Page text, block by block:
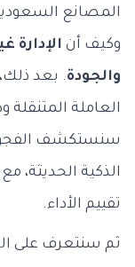
المصانع
وكيف أن الإدارة
والجودة. بعد
العاملة المتنقلة
سنستكشف الفجوة
الذكية الحديثة، مع
تقييم الأداء.
ثم سنتعرف على